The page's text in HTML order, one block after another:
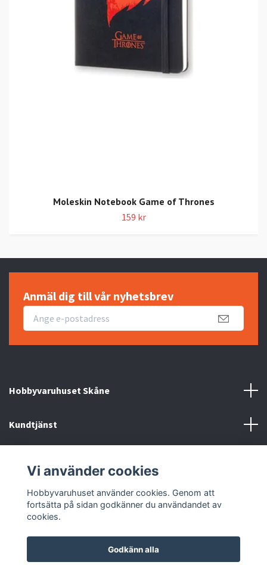
Moleskin Notebook Game of Thrones
159 kr
Anmäl dig till vår nyhetsbrev
Hobbyvaruhuset Skåne
Kundtjänst
Sociala medier
Vi använder cookies
Hobbyvaruhuset använder cookies. Genom att
fortsätta på sidan godkänner du användandet av
cookies.
Godkänn alla